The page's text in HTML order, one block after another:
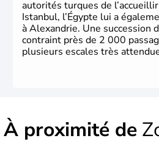
autorités turques de l’accueillir
Istanbul, l’Égypte lui a
à Alexandrie. Une succession
contraint près de 2 000
plusieurs escales très
À proximité de